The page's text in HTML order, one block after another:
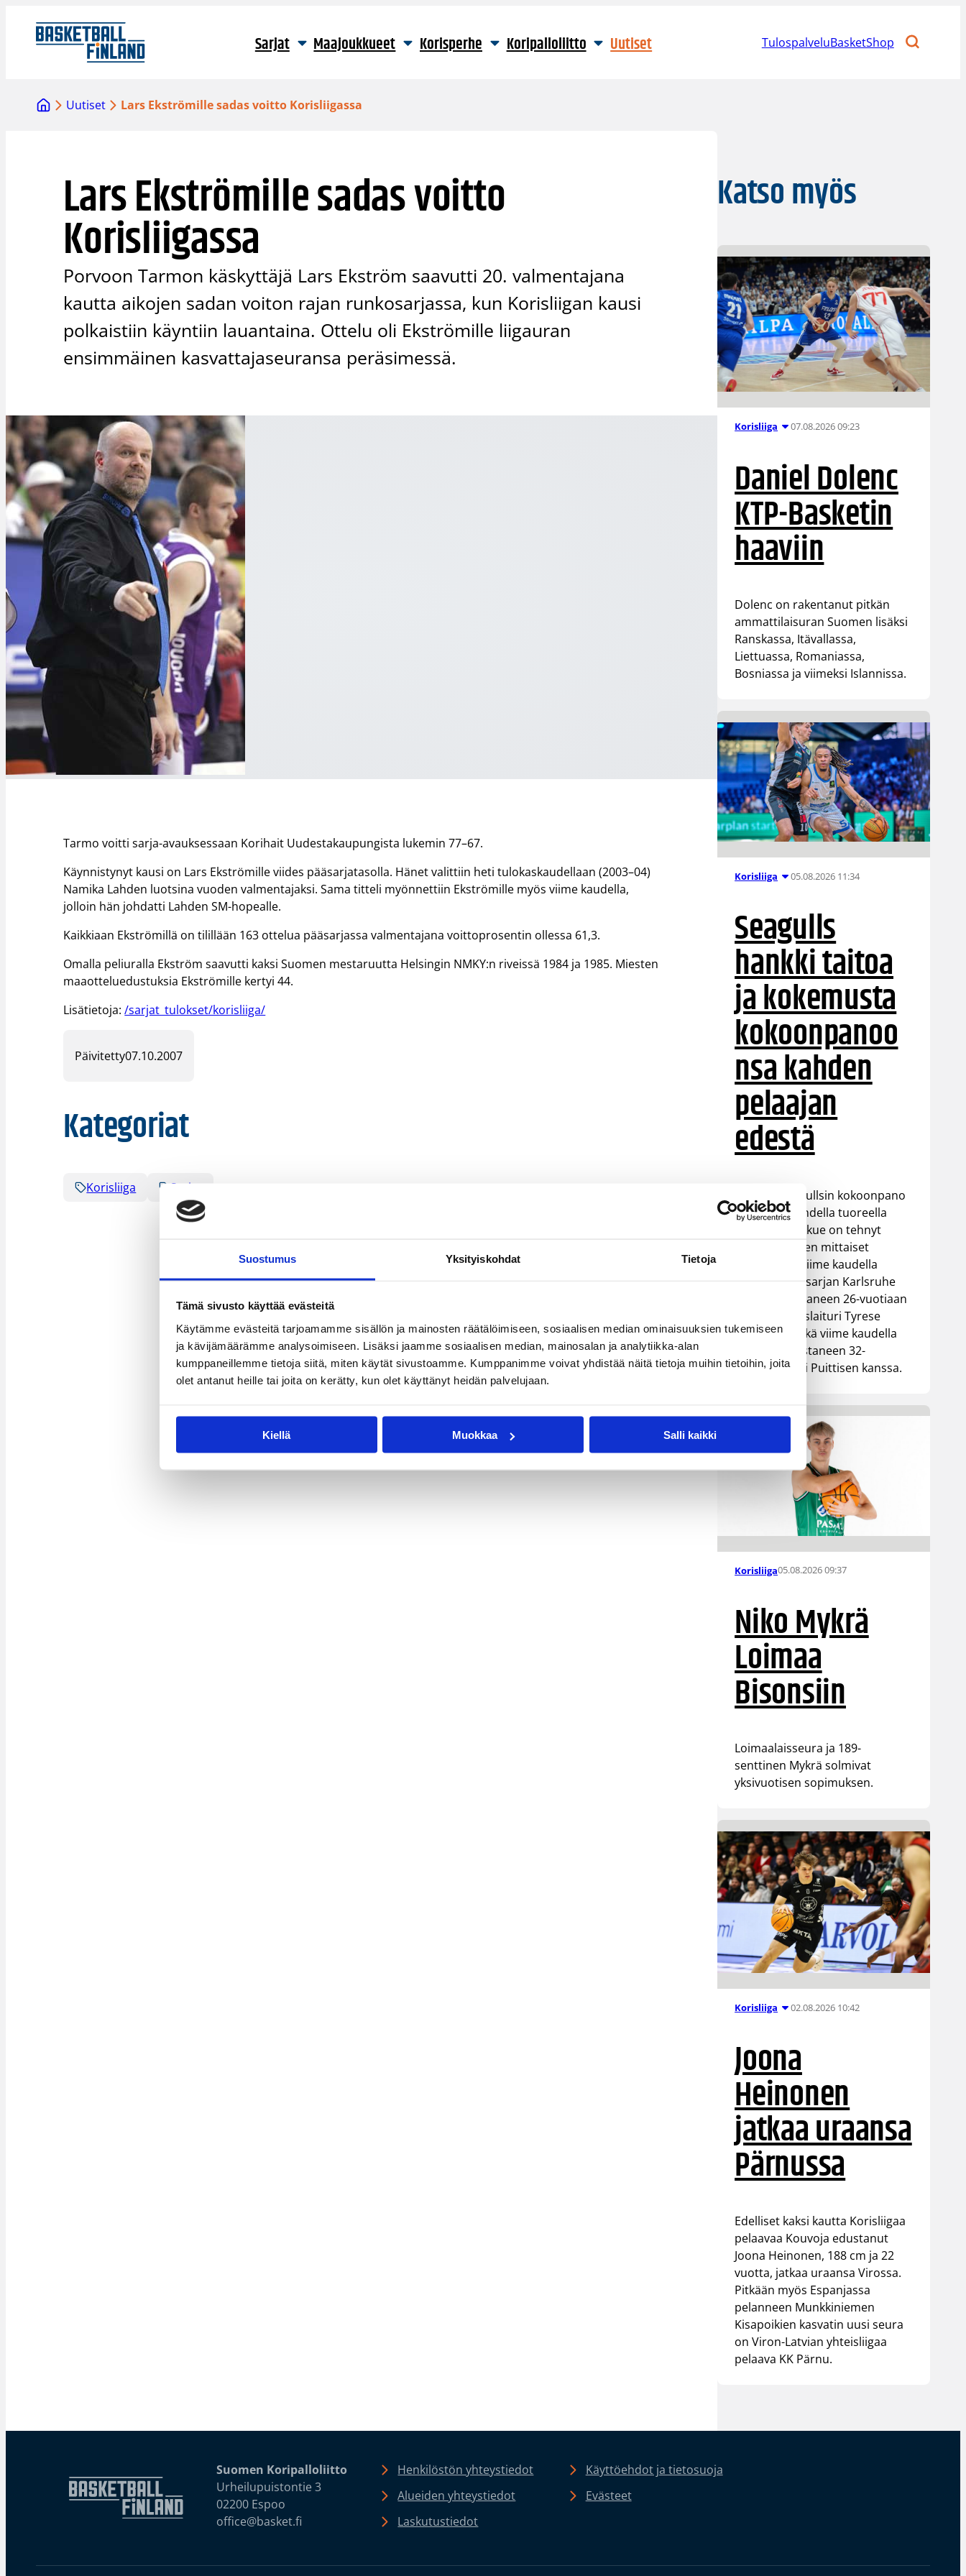
Suostumus Yksityiskohdat Tietoja
Tämä sivusto käyttää evästeitä
Käytämme evästeitä tarjoamamme sisällön ja mainosten räätälöimiseen, sosiaalisen median ominaisuuksien tukemiseen
ja kävijämäärämme analysoimiseen. Lisäksi jaamme sosiaalisen median, mainosalan ja analytiikka-alan
kumppaneillemme tietoja siitä, miten käytät sivustoamme. Kumppanimme voivat yhdistää näitä tietoja muihin tietoihin, joita
olet antanut heille tai joita on kerätty, kun olet käyttänyt heidän palvelujaan.
Kiellä Muokkaa Salli kaikki
sisältöön
Sarjat Maajoukkueet Korisperhe Koripalloliitto Uutiset TulospalveluBasketShop
Uutiset Lars Ekströmille sadas voitto Korisliigassa
Lars Ekströmille sadas voitto
Korisliigassa
Porvoon Tarmon käskyttäjä Lars Ekström saavutti 20. valmentajana
kautta aikojen sadan voiton rajan runkosarjassa, kun Korisliigan kausi
polkaistiin käyntiin lauantaina. Ottelu oli Ekströmille liigauran
ensimmäinen kasvattajaseuransa peräsimessä.
Tarmo voitti sarja-avauksessaan Korihait Uudestakaupungista lukemin 77–67.
Käynnistynyt kausi on Lars Ekströmille viides pääsarjatasolla. Hänet valittiin heti tulokaskaudellaan (2003–04)
Namika Lahden luotsina vuoden valmentajaksi. Sama titteli myönnettiin Ekströmille myös viime kaudella,
jolloin hän johdatti Lahden SM-hopealle.
Kaikkiaan Ekströmillä on tilillään 163 ottelua pääsarjassa valmentajana voittoprosentin ollessa 61,3.
Omalla peliuralla Ekström saavutti kaksi Suomen mestaruutta Helsingin NMKY:n riveissä 1984 ja 1985. Miesten
maaotteluedustuksia Ekströmille kertyi 44.
Lisätietoja:/sarjat_tulokset/korisliiga/
Päivitetty07.10.2007
Kategoriat
Korisliiga Sarjat
Katso myös
Korisliiga 07.08.2026 09:23
Daniel Dolenc
KTP-Basketin
haaviin
Dolenc on rakentanut pitkän
ammattilaisuran Suomen lisäksi
Ranskassa, Itävallassa,
Liettuassa, Romaniassa,
Bosniassa ja viimeksi Islannissa.
Korisliiga 05.08.2026 11:34
Seagulls
hankki taitoa
ja kokemusta
kokoonpanoo
nsa kahden
pelaajan
edestä
Helsinki Seagullsin kokoonpano
vahvistuu kahdella tuoreella
kasvolla. Joukkue on tehnyt
tulevan kauden mittaiset
sopimukset viime kaudella
Saksan ProA-sarjan Karlsruhe
Lionsia edustaneen 26-vuotiaan
yhdysvaltalaislaituri Tyrese
Williamsin sekä viime kaudella
Kouvoja edustaneen 32-
vuotiaan Timi Puittisen kanssa.
Korisliiga05.08.2026 09:37
Niko Mykrä
Loimaa
Bisonsiin
Loimaalaisseura ja 189-
senttinen Mykrä solmivat
yksivuotisen sopimuksen.
Korisliiga 02.08.2026 10:42
Joona
Heinonen
jatkaa uraansa
Pärnussa
Edelliset kaksi kautta Korisliigaa
pelaavaa Kouvoja edustanut
Joona Heinonen, 188 cm ja 22
vuotta, jatkaa uraansa Virossa.
Pitkään myös Espanjassa
pelanneen Munkkiniemen
Kisapoikien kasvatin uusi seura
on Viron-Latvian yhteisliigaa
pelaava KK Pärnu.
Suomen Koripalloliitto
Urheilupuistontie 3
02200 Espoo
office@basket.fi
Henkilöstön yhteystiedot
Alueiden yhteystiedot
Laskutustiedot
Käyttöehdot ja tietosuoja
Evästeet